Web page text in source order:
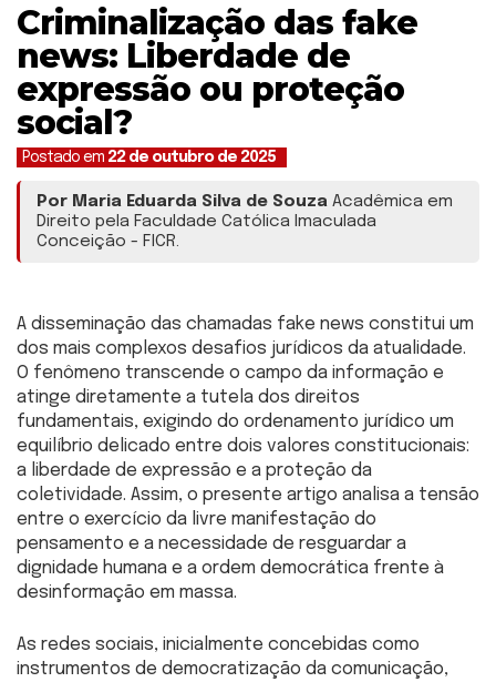
Criminalização das fake
news: Liberdade de
expressão ou proteção
social?
Postado em 22 de outubro de 2025
Por Maria Eduarda Silva de Souza Acadêmica em
Direito pela Faculdade Católica Imaculada
Conceição - FICR.
A disseminação das chamadas fake news constitui um
dos mais complexos desafios jurídicos da atualidade.
O fenômeno transcende o campo da informação e
atinge diretamente a tutela dos direitos
fundamentais, exigindo do ordenamento jurídico um
equilíbrio delicado entre dois valores constitucionais:
a liberdade de expressão e a proteção da
coletividade. Assim, o presente artigo analisa a tensão
entre o exercício da livre manifestação do
pensamento e a necessidade de resguardar a
dignidade humana e a ordem democrática frente à
desinformação em massa.
As redes sociais, inicialmente concebidas como
instrumentos de democratização da comunicação,